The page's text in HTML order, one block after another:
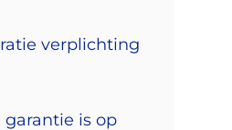
verplichting
is op